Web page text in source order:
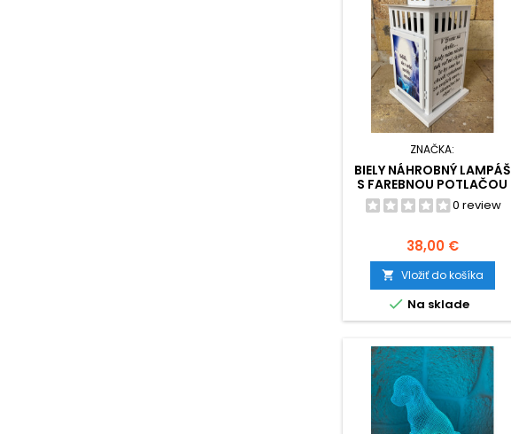
ZNAČKA:
BIELY NÁHROBNÝ LAMPÁŠ
S FAREBNOU POTLAČOU
NA 3 STRANY - S LED
PODSVIETENÍM A
0 review
Cena
38,00 €
 Vložiť do košíka
 Na sklade